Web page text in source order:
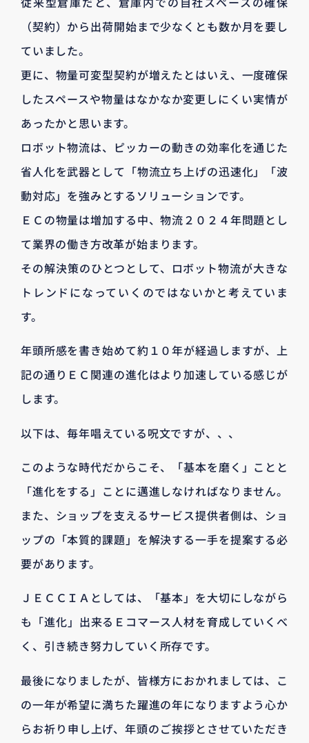
（契約）から出荷開始まで少なくとも数か月を要し
ていました。
更に、物量可変型契約が増えたとはいえ、一度確保
したスペースや物量はなかなか変更しにくい実情が
あったかと思います。
ロボット物流は、ピッカーの動きの効率化を通じた
省人化を武器として「物流立ち上げの迅速化」「波
動対応」を強みとするソリューションです。
ＥＣの物量は増加する中、物流２０２４年問題とし
て業界の働き方改革が始まります。
その解決策のひとつとして、ロボット物流が大きな
トレンドになっていくのではないかと考えていま
す。
年頭所感を書き始めて約１０年が経過しますが、上
記の通りＥＣ関連の進化はより加速している感じが
します。
以下は、毎年唱えている呪文ですが、、、
このような時代だからこそ、「基本を磨く」ことと
「進化をする」ことに邁進しなければなりません。
また、ショップを支えるサービス提供者側は、ショ
ップの「本質的課題」を解決する一手を提案する必
要があります。
ＪＥＣＣＩＡとしては、「基本」を大切にしながら
も「進化」出来るＥコマース人材を育成していくべ
く、引き続き努力していく所存です。
最後になりましたが、皆様方におかれましては、こ
の一年が希望に満ちた躍進の年になりますよう心か
らお祈り申し上げ、年頭のご挨拶とさせていただき